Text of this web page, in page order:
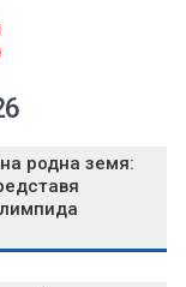
родна земя: